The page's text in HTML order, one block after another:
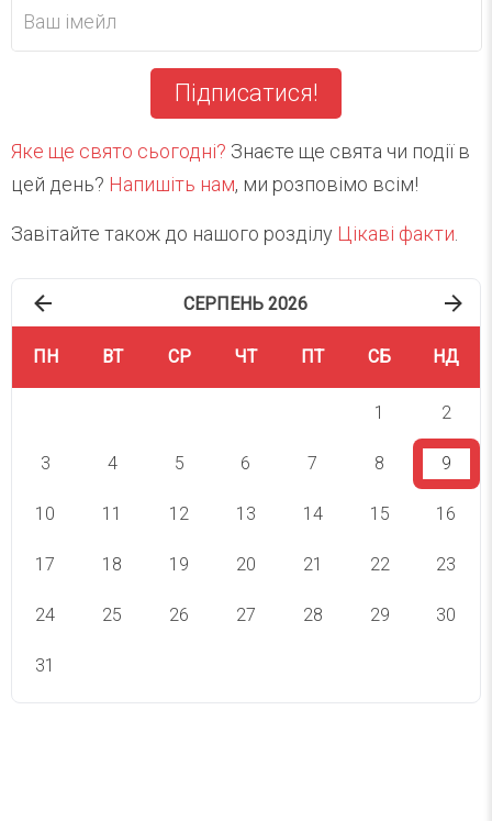
Підписатися!
Яке ще свято сьогодні? Знаєте ще свята чи події в
цей день? Напишіть нам, ми розповімо всім!
Завітайте також до нашого розділу Цікаві факти
СЕРПЕНЬ 2026
ПН ВТ СР ЧТ ПТ СБ НД
1 2
3 4 5 6 7 8 9
10 11 12 13 14 15 16
17 18 19 20 21 22 23
24 25 26 27 28 29 30
31